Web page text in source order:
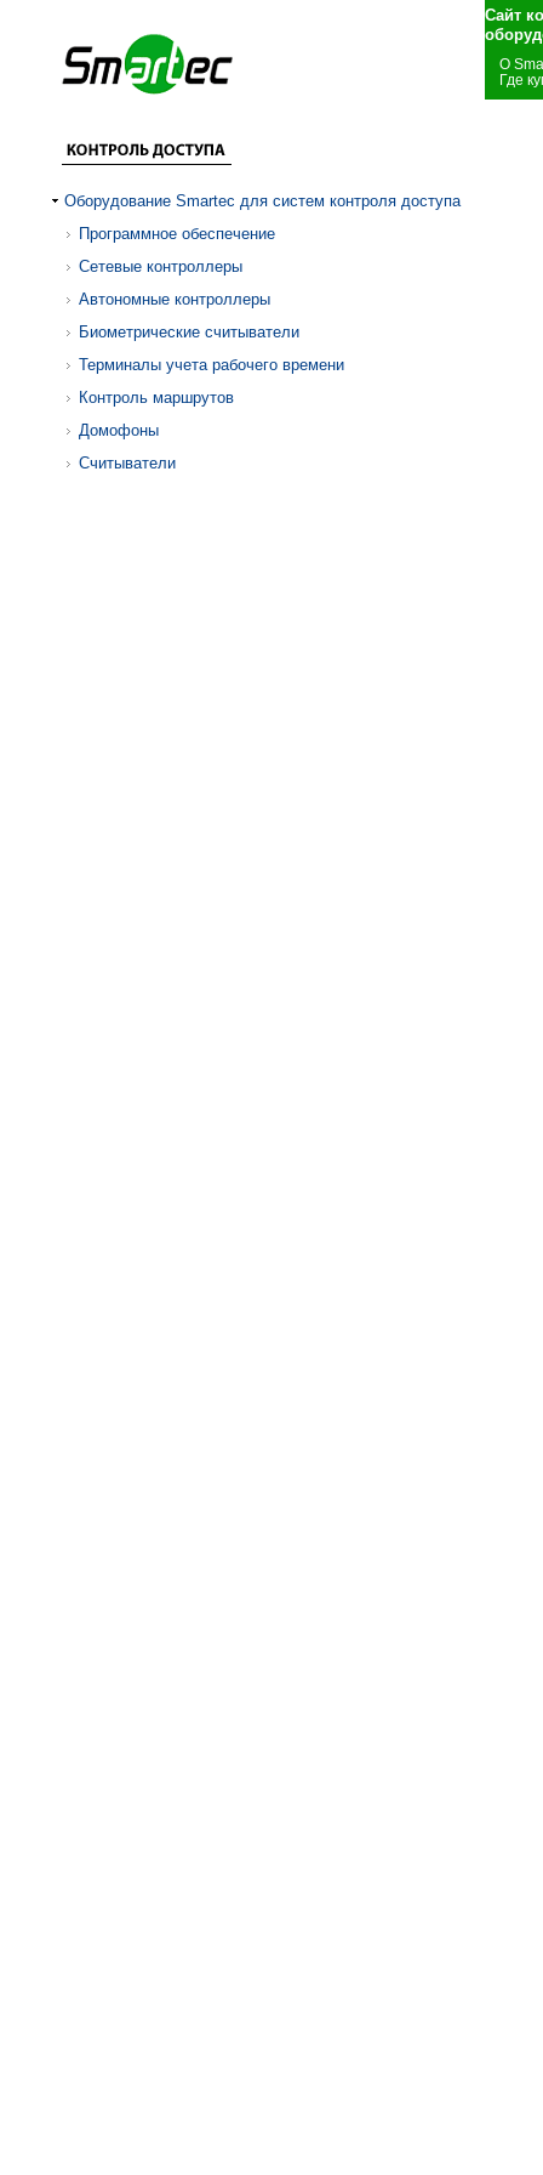
Сайт
О
Где
Оборудование Smartec для систем контроля доступа
Программное обеспечение
Сетевые контроллеры
Автономные контроллеры
Биометрические считыватели
Терминалы учета рабочего времени
Контроль маршрутов
Домофоны
Считыватели